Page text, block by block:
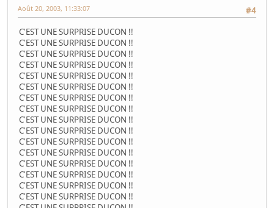
#4
Août 20, 2003, 11:33:07
C'EST UNE SURPRISE DUCON !!
C'EST UNE SURPRISE DUCON !!
C'EST UNE SURPRISE DUCON !!
C'EST UNE SURPRISE DUCON !!
C'EST UNE SURPRISE DUCON !!
C'EST UNE SURPRISE DUCON !!
C'EST UNE SURPRISE DUCON !!
C'EST UNE SURPRISE DUCON !!
C'EST UNE SURPRISE DUCON !!
C'EST UNE SURPRISE DUCON !!
C'EST UNE SURPRISE DUCON !!
C'EST UNE SURPRISE DUCON !!
C'EST UNE SURPRISE DUCON !!
C'EST UNE SURPRISE DUCON !!
C'EST UNE SURPRISE DUCON !!
C'EST UNE SURPRISE DUCON !!